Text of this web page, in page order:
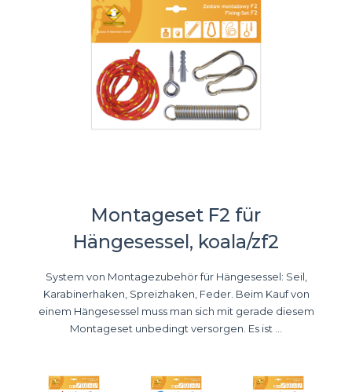
Montageset F2 für
Hängesessel, koala/zf2
System von Montagezubehör für Hängesessel: Seil,
Karabinerhaken, Spreizhaken, Feder. Beim Kauf von
einem Hängesessel muss man sich mit gerade diesem
Montageset unbedingt versorgen. Es ist ...